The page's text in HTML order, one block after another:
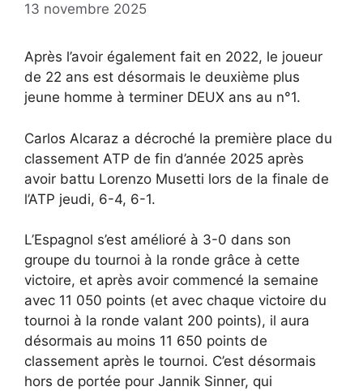
13 novembre 2025
Après l’avoir également fait en 2022, le joueur
de 22 ans est désormais le deuxième plus
jeune homme à terminer DEUX ans au n°1.
Carlos Alcaraz a décroché la première place du
classement ATP de fin d’année 2025 après
avoir battu Lorenzo Musetti lors de la finale de
l’ATP jeudi, 6-4, 6-1.
L’Espagnol s’est amélioré à 3-0 dans son
groupe du tournoi à la ronde grâce à cette
victoire, et après avoir commencé la semaine
avec 11 050 points (et avec chaque victoire du
tournoi à la ronde valant 200 points), il aura
désormais au moins 11 650 points de
classement après le tournoi. C’est désormais
hors de portée pour Jannik Sinner, qui